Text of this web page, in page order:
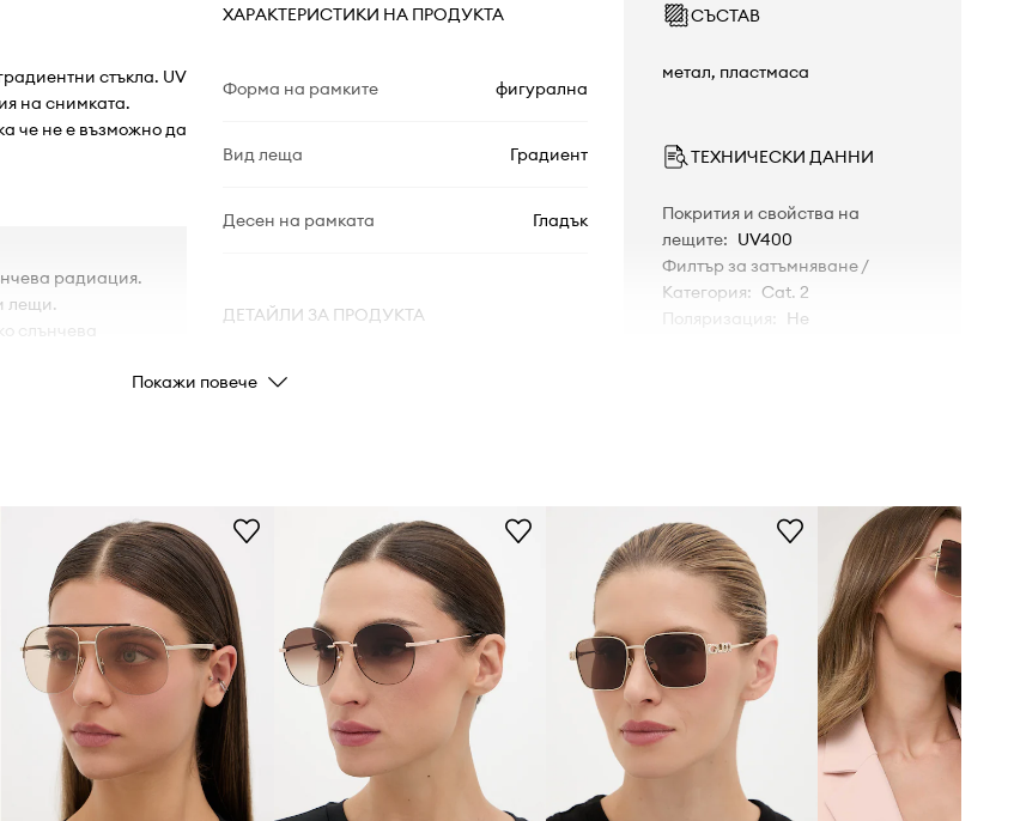
стъкла. UV
на снимката.
че не е възможно да
радиация.
лещи.
слънчева
ХАРАКТЕРИСТИКИ НА ПРОДУКТА
Форма на рамките фигурална
Вид леща Градиент
Десен на рамката Гладък
ДЕТАЙЛИ ЗА ПРОДУКТА
Код на
Цвят
Марка Gucci
Код на продукта
СЪСТАВ
метал, пластмаса
ТЕХНИЧЕСКИ ДАННИ
Покрития и свойства на
лещите: UV400
Филтър за затъмняване /
Категория: Cat. 2
Поляризация
Не
Покажи повече